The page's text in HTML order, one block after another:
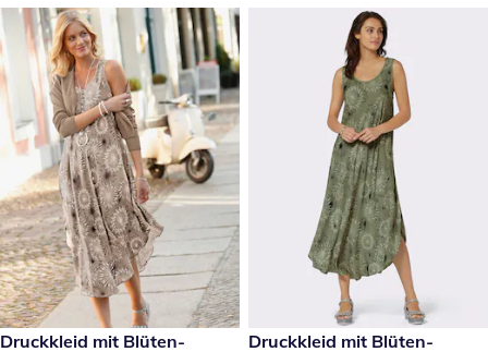
49,99 €
Druckkleid mit Blüten-
49,99 €
Druckkleid mit Blüten-